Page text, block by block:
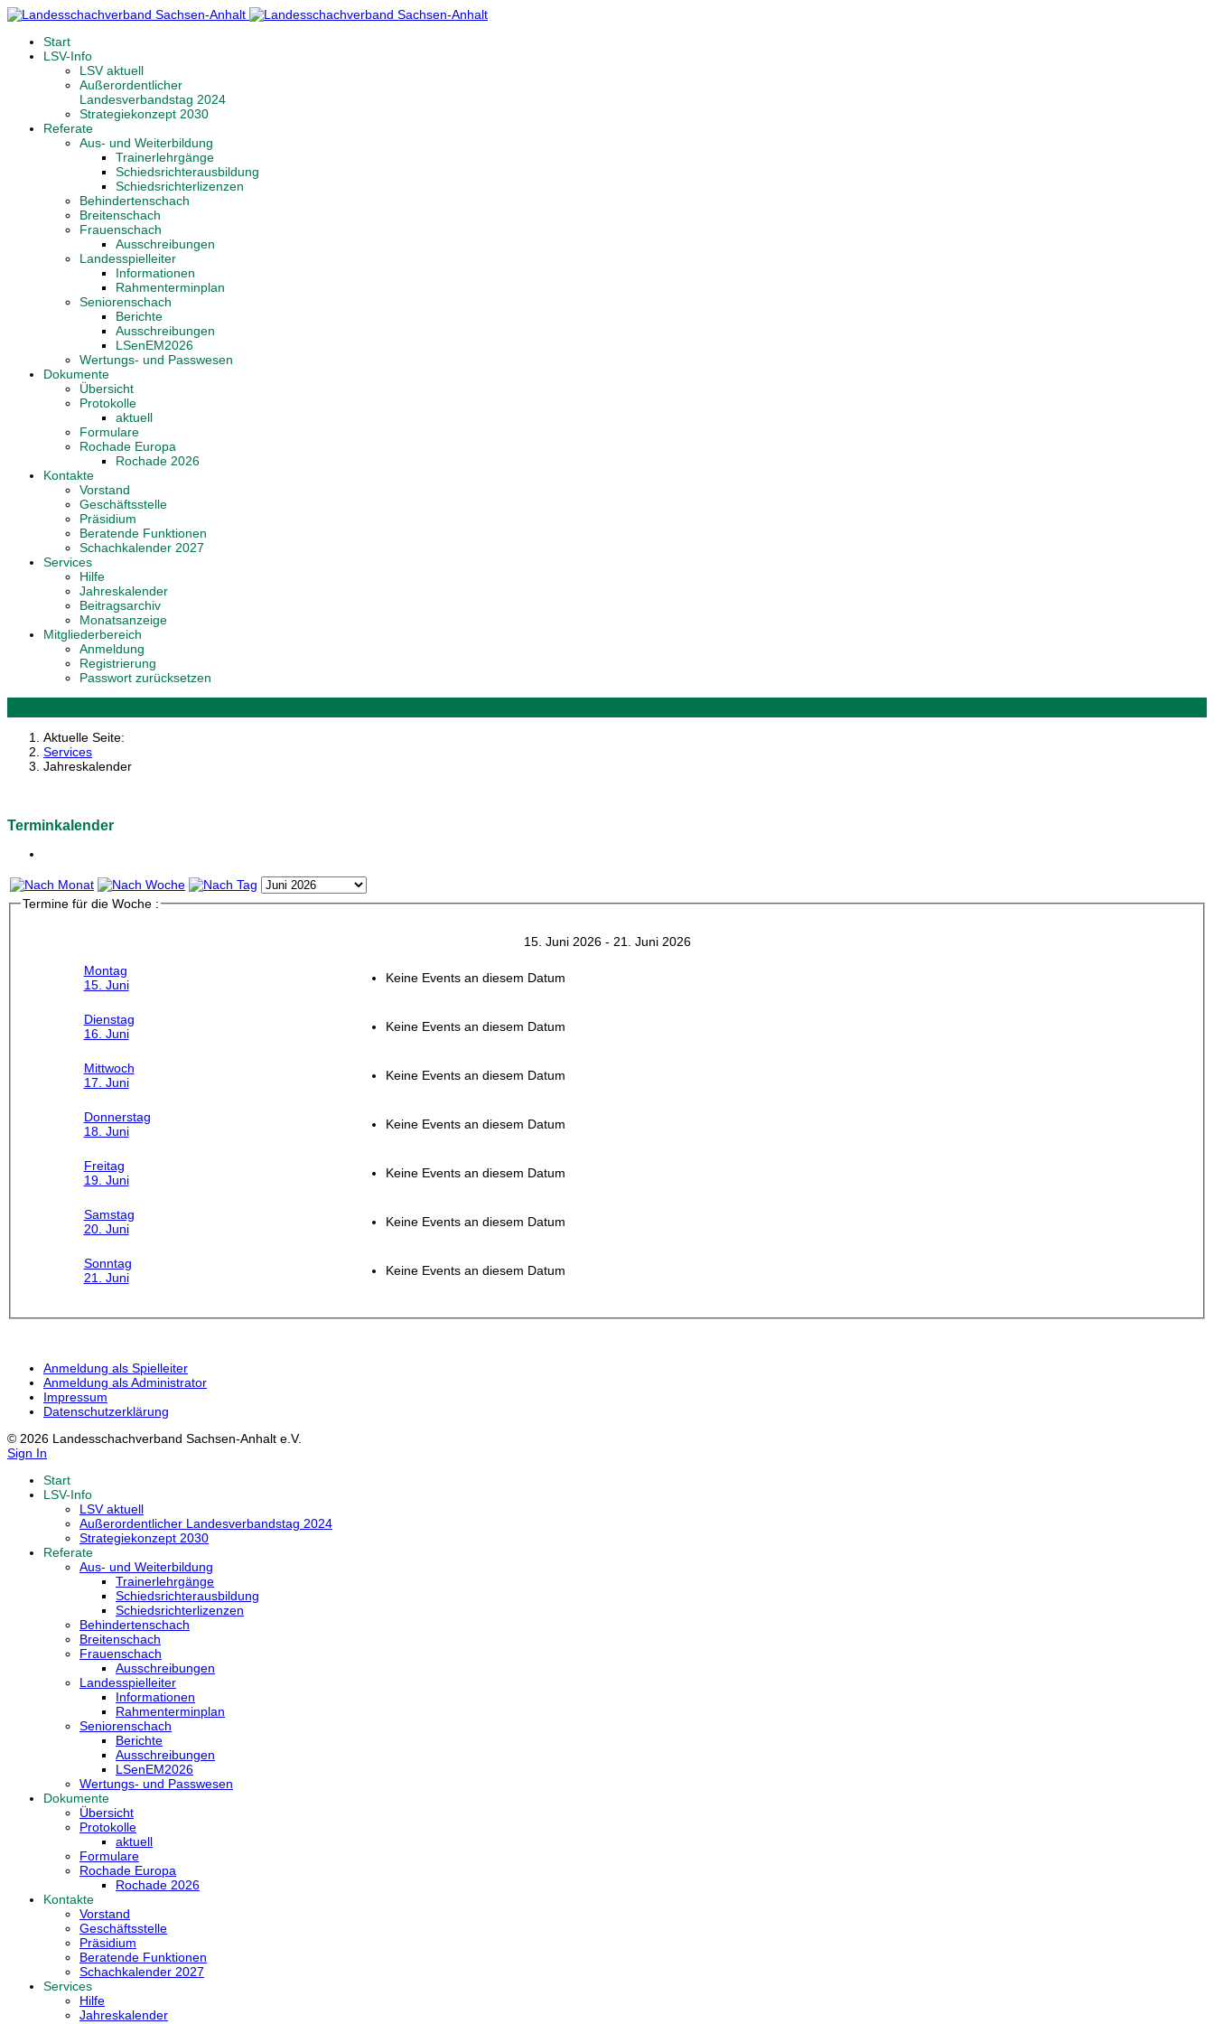
Start
LSV-Info
LSV aktuell
Außerordentlicher
Landesverbandstag 2024
Strategiekonzept 2030
Referate
Aus- und Weiterbildung
Trainerlehrgänge
Schiedsrichterausbildung
Schiedsrichterlizenzen
Behindertenschach
Breitenschach
Frauenschach
Ausschreibungen
Landesspielleiter
Informationen
Rahmenterminplan
Seniorenschach
Berichte
Ausschreibungen
LSenEM2026
Wertungs- und Passwesen
Dokumente
Übersicht
Protokolle
aktuell
Formulare
Rochade Europa
Rochade 2026
Kontakte
Vorstand
Geschäftsstelle
Präsidium
Beratende Funktionen
Schachkalender 2027
Services
Hilfe
Jahreskalender
Beitragsarchiv
Monatsanzeige
Mitgliederbereich
Anmeldung
Registrierung
Passwort zurücksetzen
Aktuelle Seite:
Services
Jahreskalender
Terminkalender
Termine für die Woche :
15. Juni 2026 - 21. Juni 2026
Montag
15. Juni
Keine Events an diesem Datum
Dienstag
16. Juni
Keine Events an diesem Datum
Mittwoch
17. Juni
Keine Events an diesem Datum
Donnerstag
18. Juni
Keine Events an diesem Datum
Freitag
19. Juni
Keine Events an diesem Datum
Samstag
20. Juni
Keine Events an diesem Datum
Sonntag
21. Juni
Keine Events an diesem Datum
Anmeldung als Spielleiter
Anmeldung als Administrator
Impressum
Datenschutzerklärung
© 2026 Landesschachverband Sachsen-Anhalt e.V.
Sign In
Start
LSV-Info
LSV aktuell
Außerordentlicher Landesverbandstag 2024
Strategiekonzept 2030
Referate
Aus- und Weiterbildung
Trainerlehrgänge
Schiedsrichterausbildung
Schiedsrichterlizenzen
Behindertenschach
Breitenschach
Frauenschach
Ausschreibungen
Landesspielleiter
Informationen
Rahmenterminplan
Seniorenschach
Berichte
Ausschreibungen
LSenEM2026
Wertungs- und Passwesen
Dokumente
Übersicht
Protokolle
aktuell
Formulare
Rochade Europa
Rochade 2026
Kontakte
Vorstand
Geschäftsstelle
Präsidium
Beratende Funktionen
Schachkalender 2027
Services
Hilfe
Jahreskalender